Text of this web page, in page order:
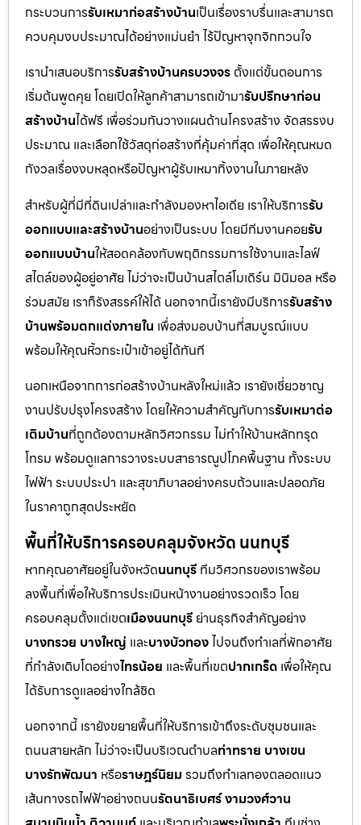
กระบวนการรับเหมาก่อสร้างบ้านเป็นเรื่องราบรื่นและสามารถ
ควบคุมงบประมาณได้อย่างแม่นยำ ไร้ปัญหาจุกจิกกวนใจ
เรานำเสนอบริการรับสร้างบ้านครบวงจร ตั้งแต่ขั้นตอนการ
เริ่มต้นพูดคุย โดยเปิดให้ลูกค้าสามารถเข้ามารับปรึกษาก่อน
สร้างบ้านได้ฟรี เพื่อร่วมกันวางแผนด้านโครงสร้าง จัดสรรงบ
ประมาณ และเลือกใช้วัสดุก่อสร้างที่คุ้มค่าที่สุด เพื่อให้คุณหมด
กังวลเรื่องงบหลุดหรือปัญหาผู้รับเหมาทิ้งงานในภายหลัง
สำหรับผู้ที่มีที่ดินเปล่าและกำลังมองหาไอเดีย เราให้บริการรับ
ออกแบบและสร้างบ้านอย่างเป็นระบบ โดยมีทีมงานคอยรับ
ออกแบบบ้านให้สอดคล้องกับพฤติกรรมการใช้งานและไลฟ์
สไตล์ของผู้อยู่อาศัย ไม่ว่าจะเป็นบ้านสไตล์โมเดิร์น มินิมอล หรือ
ร่วมสมัย เราก็รังสรรค์ให้ได้ นอกจากนี้เรายังมีบริการรับสร้าง
บ้านพร้อมตกแต่งภายใน เพื่อส่งมอบบ้านที่สมบูรณ์แบบ
พร้อมให้คุณหิ้วกระเป๋าเข้าอยู่ได้ทันที
นอกเหนือจากการก่อสร้างบ้านหลังใหม่แล้ว เรายังเชี่ยวชาญ
งานปรับปรุงโครงสร้าง โดยให้ความสำคัญกับการรับเหมาต่อ
เติมบ้านที่ถูกต้องตามหลักวิศวกรรม ไม่ทำให้บ้านหลักทรุด
โทรม พร้อมดูแลการวางระบบสาธารณูปโภคพื้นฐาน ทั้งระบบ
ไฟฟ้า ระบบประปา และสุขาภิบาลอย่างครบถ้วนและปลอดภัย
ในราคาถูกสุดประหยัด
พื้นที่ให้บริการครอบคลุมจังหวัด นนทบุรี
หากคุณอาศัยอยู่ในจังหวัดนนทบุรี ทีมวิศวกรของเราพร้อม
ลงพื้นที่เพื่อให้บริการประเมินหน้างานอย่างรวดเร็ว โดย
ครอบคลุมตั้งแต่เขตเมืองนนทบุรี ย่านธุรกิจสำคัญอย่าง
บางกรวย บางใหญ่ และบางบัวทองไปจนถึงทำเลที่พักอาศัย
ที่กำลังเติบโตอย่างไทรน้อย และพื้นที่เขตปากเกร็ด เพื่อให้คุณ
ได้รับการดูแลอย่างใกล้ชิด
นอกจากนี้ เรายังขยายพื้นที่ให้บริการเข้าถึงระดับชุมชนและ
ถนนสายหลัก ไม่ว่าจะเป็นบริเวณตำบลท่าทราย บางเขน
บางรักพัฒนา หรือราษฎร์นิยมรวมถึงทำเลทองตลอดแนว
เส้นทางรถไฟฟ้าอย่างถนนรัตนาธิเบศร์ งามวงศ์วาน